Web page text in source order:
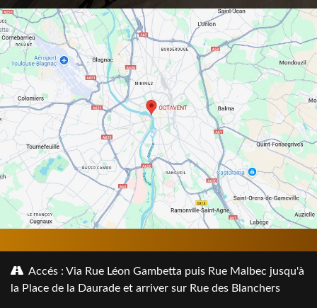
Accés : Via Rue Léon Gambetta puis Rue Malbec jusqu'à
la Place de la Daurade et arriver sur Rue des Blanchers